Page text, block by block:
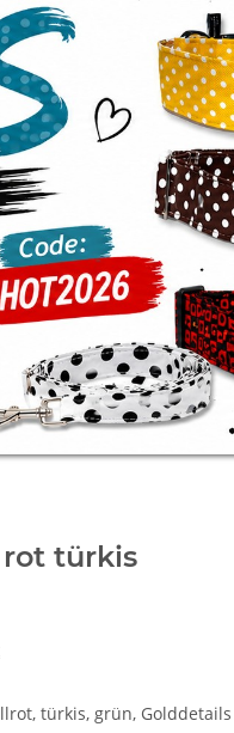
türkis
türkis, grün, Golddetails